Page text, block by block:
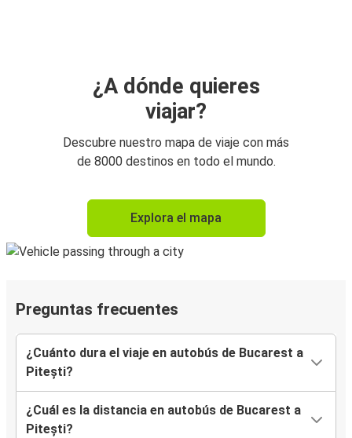
¿A dónde quieres
viajar?
Descubre nuestro mapa de viaje con más
de 8000 destinos en todo el mundo.
Explora el mapa
Preguntas frecuentes
¿Cuánto dura el viaje en autobús de Bucarest a
Pitești?
¿Cuál es la distancia en autobús de Bucarest a
Pitești?